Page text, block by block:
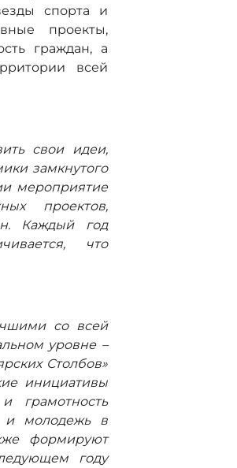
спорта и
проекты,
граждан, а
всей
свои идеи,
замкнутого
мероприятие
проектов,
Каждый год
что
со всей
уровне –
Столбов»
инициативы
грамотность
и молодежь в
формируют
году